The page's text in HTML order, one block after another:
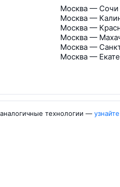
Москва — Сочи
Москва —
Москва —
Москва —
Москва —
Москва —
технологии —